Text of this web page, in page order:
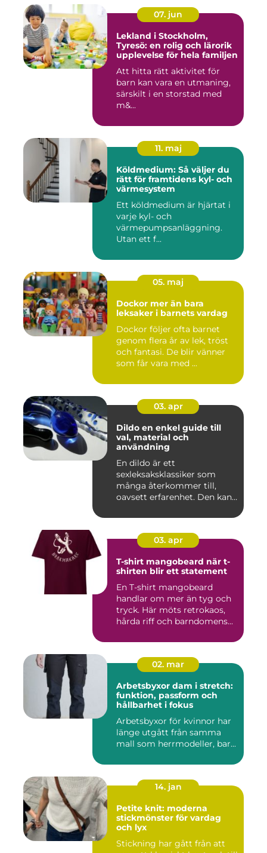
07. jun
Lekland i Stockholm,
Tyresö: en rolig och lärorik
upplevelse för hela familjen
Att hitta rätt aktivitet för
barn kan vara en utmaning,
särskilt i en storstad med
m&...
11. maj
Köldmedium: Så väljer du
rätt för framtidens kyl- och
värmesystem
Ett köldmedium är hjärtat i
varje kyl- och
värmepumpsanläggning.
Utan ett f...
05. maj
Dockor mer än bara
leksaker i barnets vardag
Dockor följer ofta barnet
genom flera år av lek, tröst
och fantasi. De blir vänner
som får vara med ...
03. apr
Dildo en enkel guide till
val, material och
användning
En dildo är ett
sexleksaksklassiker som
många återkommer till,
oavsett erfarenhet. Den kan
03. apr
T-shirt mangobeard när t-
shirten blir ett statement
En T-shirt mangobeard
handlar om mer än tyg och
tryck. Här möts retrokaos,
hårda riff och barndomens...
02. mar
Arbetsbyxor dam i stretch:
funktion, passform och
hållbarhet i fokus
Arbetsbyxor för kvinnor har
länge utgått från samma
mall som herrmodeller, bar...
14. jan
Petite knit: moderna
stickmönster för vardag
och lyx
Stickning har gått från att